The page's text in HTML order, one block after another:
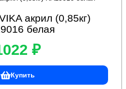
акрил (0,85кг)
белая
₽
Купить